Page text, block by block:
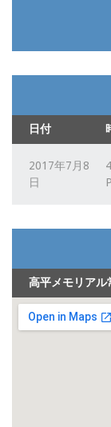
日付
2017年7月8
日
高平メモリアル